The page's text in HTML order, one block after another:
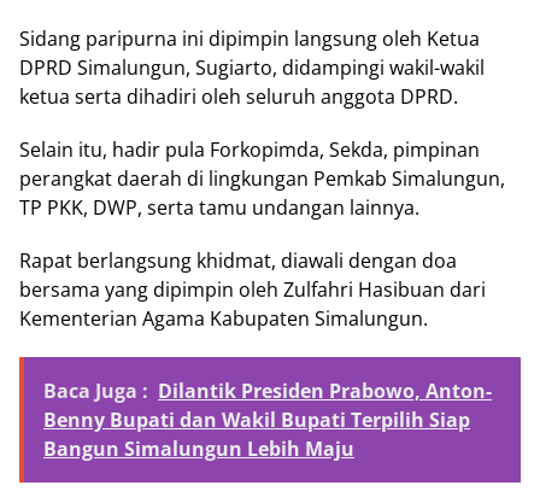
Sidang paripurna ini dipimpin langsung oleh Ketua
DPRD Simalungun, Sugiarto, didampingi wakil-wakil
ketua serta dihadiri oleh seluruh anggota DPRD.
Selain itu, hadir pula Forkopimda, Sekda, pimpinan
perangkat daerah di lingkungan Pemkab Simalungun,
TP PKK, DWP, serta tamu undangan lainnya.
Rapat berlangsung khidmat, diawali dengan doa
bersama yang dipimpin oleh Zulfahri Hasibuan dari
Kementerian Agama Kabupaten Simalungun.
Baca Juga : Dilantik Presiden Prabowo, Anton-
Benny Bupati dan Wakil Bupati Terpilih Siap
Bangun Simalungun Lebih Maju